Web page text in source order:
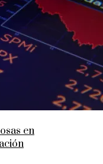
en